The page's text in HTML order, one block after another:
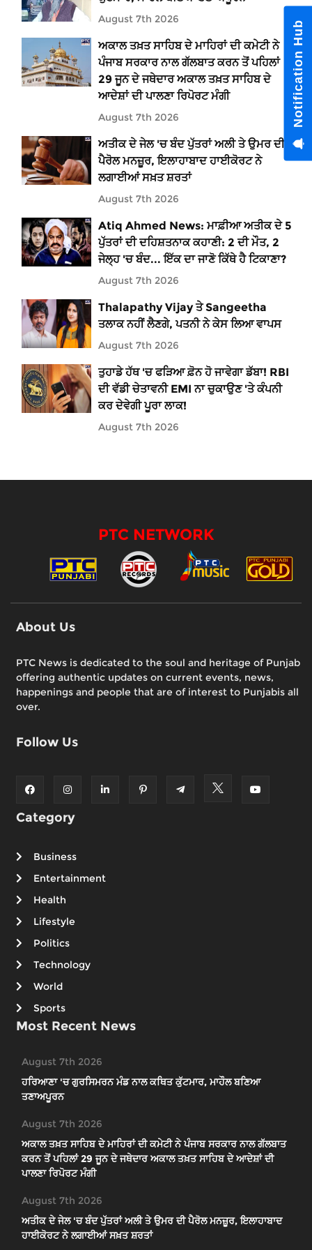
August 7th 2026
ਅਕਾਲ ਤਖ਼ਤ ਸਾਹਿਬ ਦੇ ਮਾਹਿਰਾਂ ਦੀ ਕਮੇਟੀ ਨੇ
ਪੰਜਾਬ ਸਰਕਾਰ ਨਾਲ ਗੱਲਬਾਤ ਕਰਨ ਤੋਂ ਪਹਿਲਾਂ
29 ਜੂਨ ਦੇ ਜਥੇਦਾਰ ਅਕਾਲ ਤਖ਼ਤ ਸਾਹਿਬ ਦੇ
ਆਦੇਸ਼ਾਂ ਦੀ ਪਾਲਣਾ ਰਿਪੋਰਟ ਮੰਗੀ
August 7th 2026
ਅਤੀਕ ਦੇ ਜੇਲ 'ਚ ਬੰਦ ਪੁੱਤਰਾਂ ਅਲੀ ਤੇ ਉਮਰ ਦੀ
ਪੈਰੋਲ ਮਨਜ਼ੂਰ, ਇਲਾਹਾਬਾਦ ਹਾਈਕੋਰਟ ਨੇ
ਲਗਾਈਆਂ ਸਖ਼ਤ ਸ਼ਰਤਾਂ
August 7th 2026
Atiq Ahmed News: ਮਾਫ਼ੀਆ ਅਤੀਕ ਦੇ 5
ਪੁੱਤਰਾਂ ਦੀ ਦਹਿਸ਼ਤਨਾਕ ਕਹਾਣੀ: 2 ਦੀ ਮੌਤ, 2
ਜੇਲ੍ਹ 'ਚ ਬੰਦ... ਇੱਕ ਦਾ ਜਾਣੋ ਕਿੱਥੇ ਹੈ ਟਿਕਾਣਾ?
August 7th 2026
Thalapathy Vijay ਤੇ Sangeetha
ਤਲਾਕ ਨਹੀਂ ਲੈਣਗੇ, ਪਤਨੀ ਨੇ ਕੇਸ ਲਿਆ ਵਾਪਸ
August 7th 2026
ਤੁਹਾਡੇ ਹੱਥ 'ਚ ਫੜਿਆ ਫ਼ੋਨ ਹੋ ਜਾਵੇਗਾ ਡੱਬਾ! RBI
ਦੀ ਵੱਡੀ ਚੇਤਾਵਨੀ EMI ਨਾ ਚੁਕਾਉਣ 'ਤੇ ਕੰਪਨੀ
ਕਰ ਦੇਵੇਗੀ ਪੂਰਾ ਲਾਕ!
August 7th 2026
PTC NETWORK
About Us
PTC News is dedicated to the soul and heritage of Punjab
offering authentic updates on current events, news,
happenings and people that are of interest to Punjabis all
over.
Follow Us
Category
Business
Entertainment
Health
Lifestyle
Politics
Technology
World
Sports
Most Recent News
August 7th 2026
ਹਰਿਆਣਾ 'ਚ ਗੁਰਸਿਮਰਨ ਮੰਡ ਨਾਲ ਕਥਿਤ ਕੁੱਟਮਾਰ, ਮਾਹੌਲ ਬਣਿਆ
ਤਣਾਅਪੂਰਨ
August 7th 2026
ਅਕਾਲ ਤਖ਼ਤ ਸਾਹਿਬ ਦੇ ਮਾਹਿਰਾਂ ਦੀ ਕਮੇਟੀ ਨੇ ਪੰਜਾਬ ਸਰਕਾਰ ਨਾਲ ਗੱਲਬਾਤ
ਕਰਨ ਤੋਂ ਪਹਿਲਾਂ 29 ਜੂਨ ਦੇ ਜਥੇਦਾਰ ਅਕਾਲ ਤਖ਼ਤ ਸਾਹਿਬ ਦੇ ਆਦੇਸ਼ਾਂ ਦੀ
ਪਾਲਣਾ ਰਿਪੋਰਟ ਮੰਗੀ
August 7th 2026
ਅਤੀਕ ਦੇ ਜੇਲ 'ਚ ਬੰਦ ਪੁੱਤਰਾਂ ਅਲੀ ਤੇ ਉਮਰ ਦੀ ਪੈਰੋਲ ਮਨਜ਼ੂਰ, ਇਲਾਹਾਬਾਦ
ਹਾਈਕੋਰਟ ਨੇ ਲਗਾਈਆਂ ਸਖ਼ਤ ਸ਼ਰਤਾਂ
Notification Hub